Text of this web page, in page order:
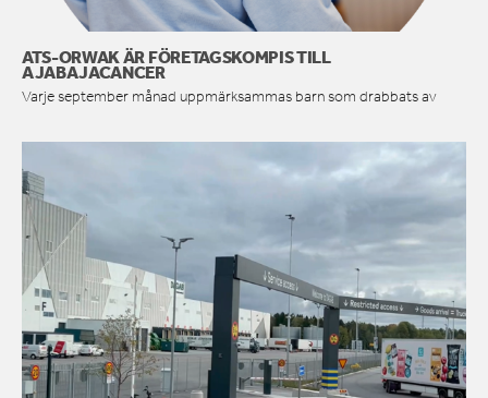
ATS-ORWAK ÄR FÖRETAGSKOMPIS TILL
AJABAJACANCER
Varje september månad uppmärksammas barn som drabbats av